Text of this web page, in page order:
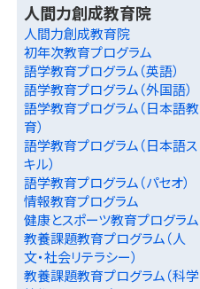
人間力創成教育院
人間力創成教育院
初年次教育プログラム
語学教育プログラム（英語）
語学教育プログラム（外国語）
語学教育プログラム（日本語教
育）
語学教育プログラム（日本語ス
キル）
語学教育プログラム（パセオ）
情報教育プログラム
健康とスポーツ教育プログラム
教養課題教育プログラム（人
文・社会リテラシー）
教養課題教育プログラム（科学